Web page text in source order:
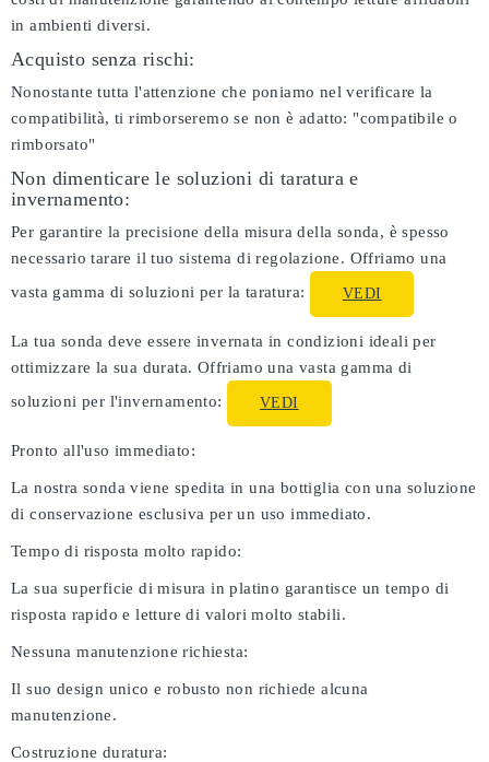
in ambienti diversi.
Acquisto senza rischi:
Nonostante tutta l'attenzione che poniamo nel verificare la
compatibilità, ti rimborseremo se non è adatto: "compatibile o
rimborsato"
Non dimenticare le soluzioni di taratura e
invernamento:
Per garantire la precisione della misura della sonda, è spesso
necessario tarare il tuo sistema di regolazione. Offriamo una
vasta gamma di soluzioni per la taratura:
VEDI
La tua sonda deve essere invernata in condizioni ideali per
ottimizzare la sua durata. Offriamo una vasta gamma di
soluzioni per l'invernamento:
VEDI
Pronto all'uso immediato:
La nostra sonda viene spedita in una bottiglia con una soluzione
di conservazione esclusiva per un uso immediato.
Tempo di risposta molto rapido:
La sua superficie di misura in platino garantisce un tempo di
risposta rapido e letture di valori molto stabili.
Nessuna manutenzione richiesta:
Il suo design unico e robusto non richiede alcuna
manutenzione.
Costruzione duratura: